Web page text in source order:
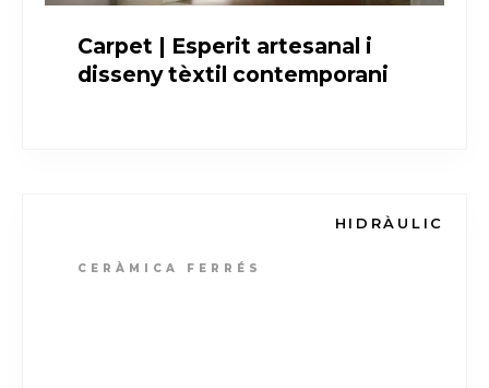
Carpet | Esperit artesanal i
disseny tèxtil contemporani
HIDRÀULIC
CERÀMICA FERRÉS